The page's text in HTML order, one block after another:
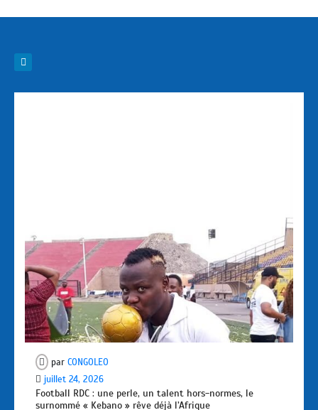
par CONGOLEO
juillet 24, 2026
Football RDC : une perle, un talent hors-normes, le
surnommé « Kebano » rêve déjà l’Afrique